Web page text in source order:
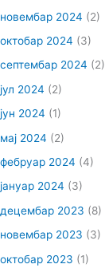
новембар 2024 (2)
октобар 2024 (3)
септембар 2024 (2)
јул 2024 (2)
јун 2024 (1)
мај 2024 (2)
фебруар 2024 (4)
јануар 2024 (3)
децембар 2023 (8)
новембар 2023 (3)
октобар 2023 (1)